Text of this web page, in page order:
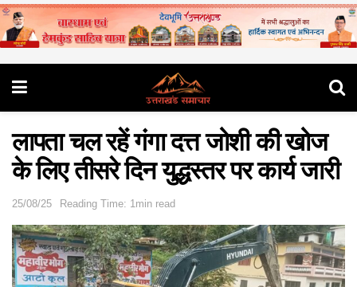
लापता चल रहें गंगा दत्त जोशी की खोज
के लिए तीसरे दिन युद्धस्तर पर कार्य जारी
25/08/25 Reading Time: 1min read